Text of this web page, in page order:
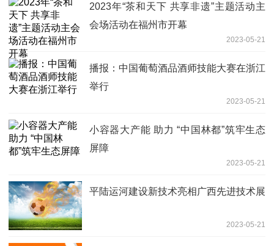
2023年“茶和天下 共享非遗”主题活动主
会场活动在福州市开幕
2023-05-21
播报：中国葡萄酒品酒师技能大赛在浙江
举行
2023-05-21
小容器大产能 助力 “中国林都”筑牢生态
屏障
2023-05-21
平陆运河建设新技术亮相广西先进技术展
2023-05-21